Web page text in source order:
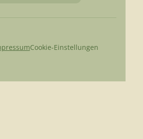
Cookie-Einstellungen